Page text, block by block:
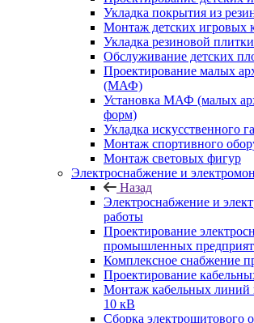
Укладка покрытия из
Монтаж детских игровых
Укладка резиновой плитки
Обслуживание детских
Проектирование малых
(МАФ)
Установка МАФ (малых
форм)
Укладка искусственного
Монтаж спортивного
Монтаж световых фигур
Электроснабжение и
Назад
Электроснабжение и
работы
Проектирование
промышленных
Комплексное снабжение
Проектирование
Монтаж кабельных линий
10 кВ
Сборка электрощитового